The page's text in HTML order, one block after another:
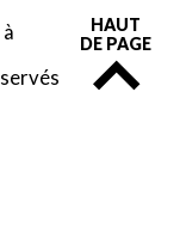
HAUT
DE PAGE